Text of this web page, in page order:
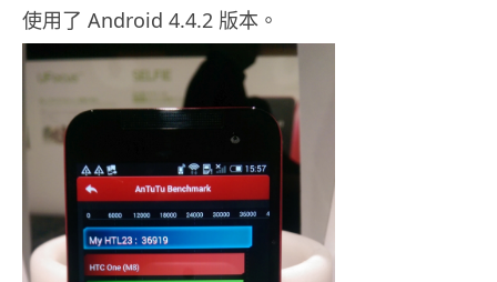
使用了 Android 4.4.2 版本。